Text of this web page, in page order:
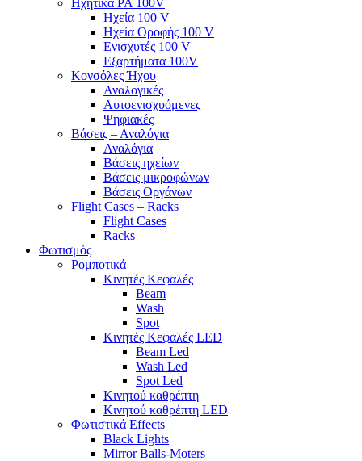
Ηχητικά PA 100V
Ηχεία 100 V
Ηχεία Οροφής 100 V
Ενισχυτές 100 V
Εξαρτήματα 100V
Κονσόλες Ήχου
Αναλογικές
Αυτοενισχυόμενες
Ψηφιακές
Βάσεις – Αναλόγια
Αναλόγια
Βάσεις ηχείων
Βάσεις μικροφώνων
Βάσεις Οργάνων
Flight Cases – Racks
Flight Cases
Racks
Φωτισμός
Ρομποτικά
Κινητές Κεφαλές
Beam
Wash
Spot
Κινητές Κεφαλές LED
Beam Led
Wash Led
Spot Led
Κινητού καθρέπτη
Κινητού καθρέπτη LED
Φωτιστικά Effects
Black Lights
Mirror Balls-Moters